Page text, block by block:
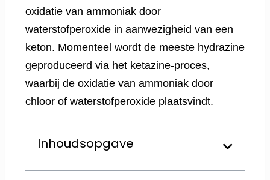
oxidatie van ammoniak door
waterstofperoxide in aanwezigheid van een
keton. Momenteel wordt de meeste hydrazine
geproduceerd via het ketazine-proces,
waarbij de oxidatie van ammoniak door
chloor of waterstofperoxide plaatsvindt.
Inhoudsopgave